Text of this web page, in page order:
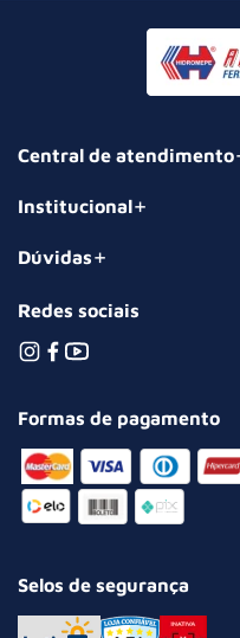
Central de atendimento
Institucional
Dúvidas
Redes sociais
Formas de pagamento
Selos de segurança